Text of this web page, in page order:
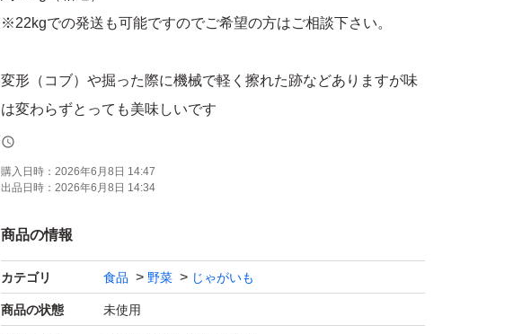
※22kgでの発送も可能ですのでご希望の方はご相談下さい。
変形（コブ）や掘った際に機械で軽く擦れた跡などありますが味
は変わらずとっても美味しいです
よろしくお願い致します。
購入日時： 2026年6月8日 14:47
出品日時： 2026年6月8日 14:34
商品の情報
カテゴリ 食品 野菜 じゃがいも
商品の状態 未使用